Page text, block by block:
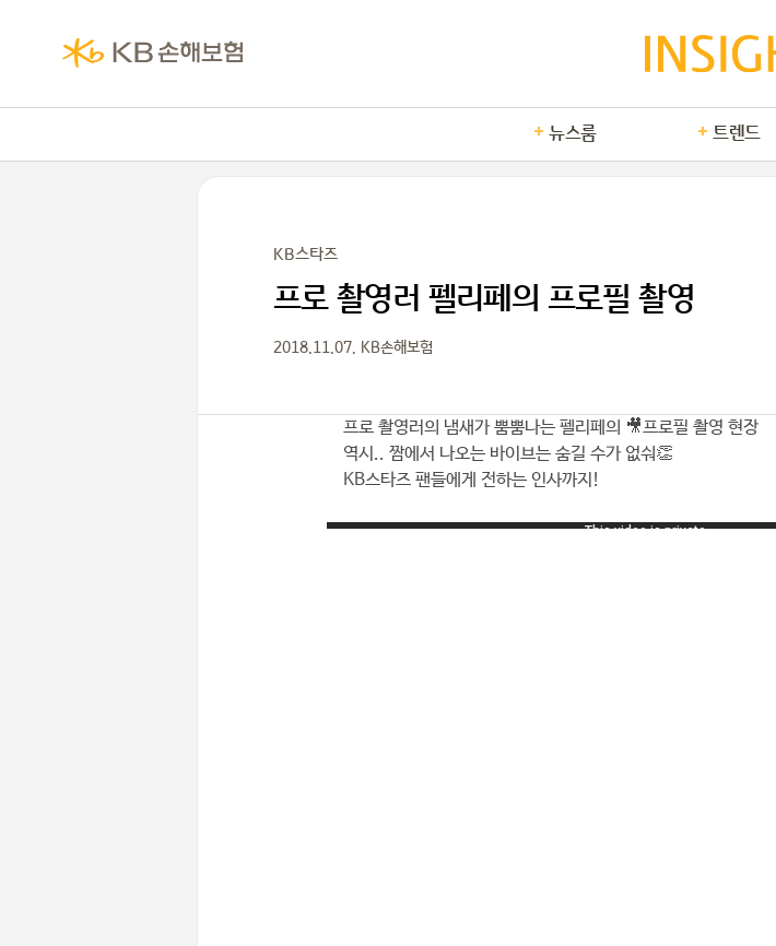
뉴스룸 트렌드
KB스타즈
프로 촬영러 펠리페의 프로필 촬영
2018.11.07. KB손해보험
프로 촬영러의 냄새가 뿜뿜나는 펠리페의 🎥프로필 촬영 현장
역시.. 짬에서 나오는 바이브는 숨길 수가 없숴👏
KB스타즈 팬들에게 전하는 인사까지!